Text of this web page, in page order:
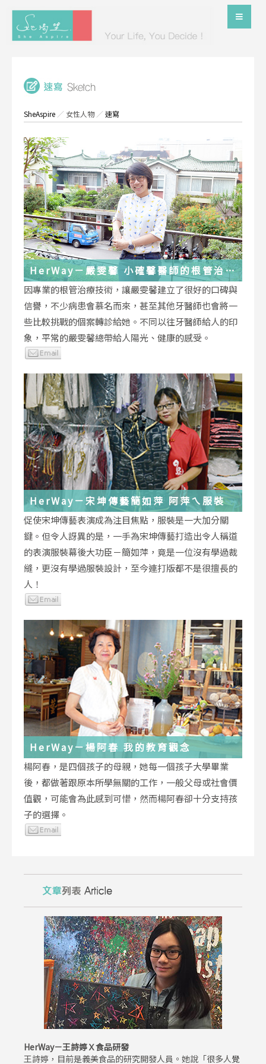
SheAspire ／ 女性人物／速寫
HerWay－嚴雯馨 小確馨醫師的根管治療
小確幸
因專業的根管治療技術，讓嚴雯馨建立了很好的口碑與
信譽，不少病患會慕名而來，甚至其他牙醫師也會將一
些比較挑戰的個案轉診給她。不同以往牙醫師給人的印
象，平常的嚴雯馨總帶給人陽光、健康的感受。
HerWay－宋坤傳藝簡如萍 阿萍ㄟ服裝
促使宋坤傳藝表演成為注目焦點，服裝是一大加分關
鍵。但令人訝異的是，一手為宋坤傳藝打造出令人稱道
的表演服裝幕後大功臣－簡如萍，竟是一位沒有學過裁
縫，更沒有學過服裝設計，至今連打版都不是很擅長的
人！
HerWay－楊阿春 我的教育觀念
楊阿春，是四個孩子的母親，她每一個孩子大學畢業
後，都做著跟原本所學無關的工作，一般父母或社會價
值觀，可能會為此感到可惜，然而楊阿春卻十分支持孩
子的選擇。
HerWay－王詩婷Ｘ食品研發
王詩婷，目前是義美食品的研究開發人員。她說「很多人覺